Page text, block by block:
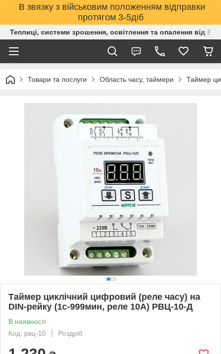
В звязку з військовим положенням відправки
протягом 3-5діб
Теплиці, системи зрошення, освітлення та опалення від
Товари та послуги Область часу, таймери Таймер
Таймер циклічний цифровий (реле часу) на
DIN-рейку (1с-999мин, реле 10А) РВЦ-10-Д
В наявності
Код: рвц-10
Роздріб